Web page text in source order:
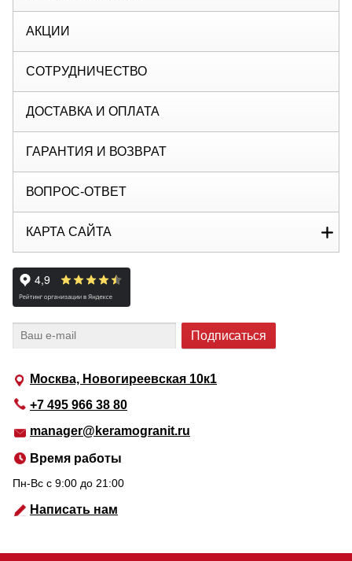
Москва, Новогиреевская 10к1
+7 495 966 38 80
manager@keramogranit.ru
Время работы
Пн-Вс c 9:00 до 21:00
Написать нам
АКЦИИ
СОТРУДНИЧЕСТВО
ДОСТАВКА И ОПЛАТА
ГАРАНТИЯ И ВОЗВРАТ
ВОПРОС-ОТВЕТ
КАРТА САЙТА